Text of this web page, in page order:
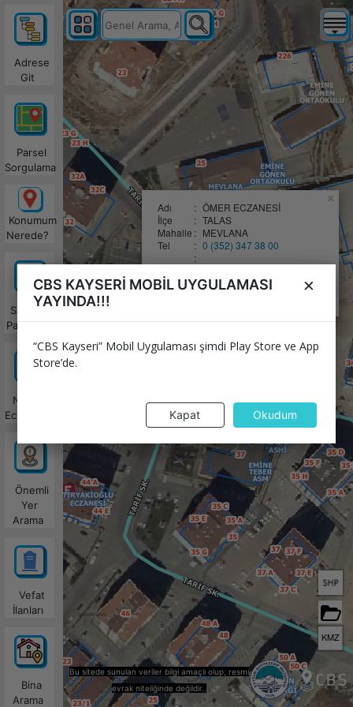
Adrese
Git
Parsel
Sorgulama
Konumum
Nerede?
Satılacak
Parseller
Nöbetçi
Eczaneler
Önemli
Yer
Arama
Vefat
İlanları
Bina
Arama
Adı : ÖMER ECZANESİ
İlçe
: TALAS
Mahalle : MEVLANA
Tel
: 0 (352) 347 38 00
:
:
×
KMZ
Bu sitede sunulan veriler bilgi amaçlı olup, resmi
evrak niteliğinde değildir..
×
CBS KAYSERİ MOBİL UYGULAMASI
YAYINDA!!!
“CBS Kayseri” Mobil Uygulaması şimdi Play Store ve App
Store’de.
Kapat Okudum